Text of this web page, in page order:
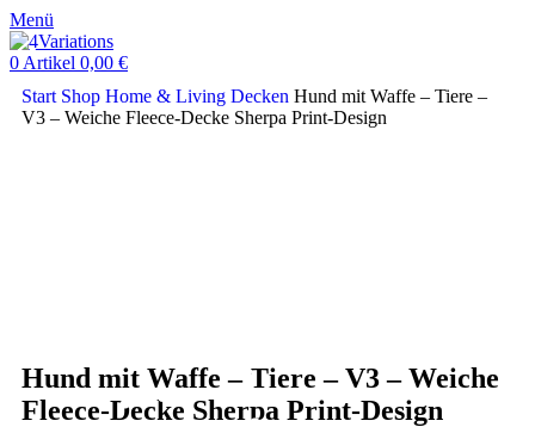
Menü
0 Artikel 0,00 €
Start Shop Home & Living Decken Hund mit Waffe – Tiere –
V3 – Weiche Fleece-Decke Sherpa Print-Design
Hund mit Waffe – Tiere – V3 – Weiche
Fleece-Decke Sherpa Print-Design